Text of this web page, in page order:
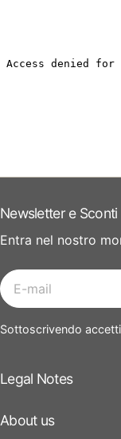
Legal Notes
About us
Newsletter e Sconti
Entra nel nostro
E-
mail
Sottoscrivendo